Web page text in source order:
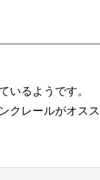
いるようです。
クレールがオス